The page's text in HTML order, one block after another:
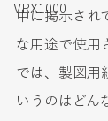
VRX1000
中に掲示され
な用途で使用
では、製図用
いうのはどん